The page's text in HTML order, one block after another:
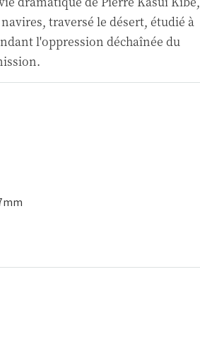
traversé le désert, étudié à
l'oppression déchaînée du